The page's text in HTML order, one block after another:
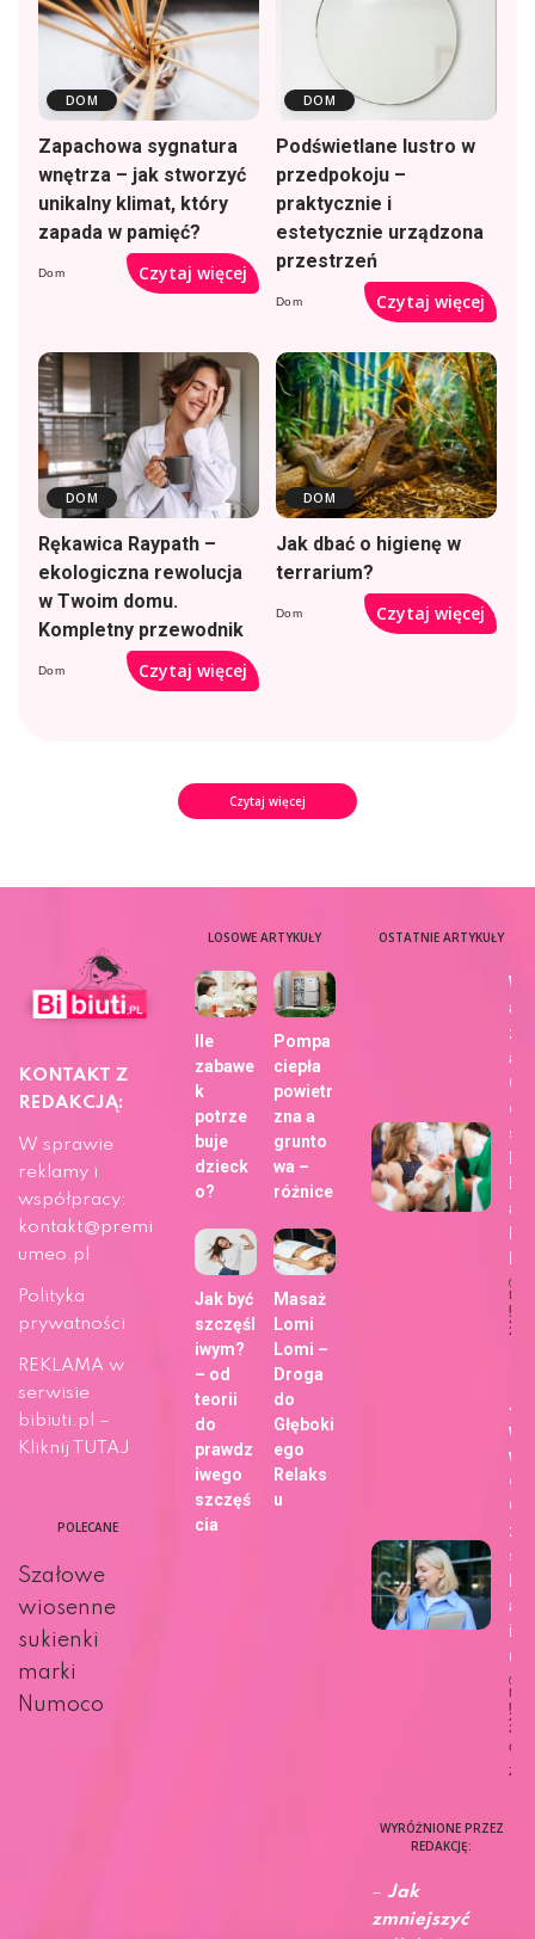
DOM
Zapachowa sygnatura
wnętrza – jak stworzyć
unikalny klimat, który
zapada w pamięć?
Dom Czytaj więcej
DOM
Podświetlane lustro w
przedpokoju –
praktycznie i
estetycznie urządzona
przestrzeń
Dom Czytaj więcej
DOM
Rękawica Raypath –
ekologiczna rewolucja
w Twoim domu.
Kompletny przewodnik
Dom Czytaj więcej
DOM
Jak dbać o higienę w
terrarium?
Dom Czytaj więcej
Czytaj więcej
KONTAKT Z
REDAKCJĄ:
W sprawie
reklamy i
współpracy:
kontakt@premi
umeo.pl
Polityka
prywatności
REKLAMA w
serwisie
bibiuti.pl –
Kliknij TUTAJ
POLECANE
Szałowe
wiosenne
sukienki
marki
Numoco
LOSOWE ARTYKUŁY
Ile
zabawe
k
potrze
buje
dzieck
o?
Pompa
ciepła
powietr
zna a
grunto
wa –
różnice
Jak być
szczęśl
iwym?
– od
teorii
do
prawdz
iwego
szczęś
cia
Masaż
Lomi
Lomi –
Droga
do
Głęboki
ego
Relaks
u
OSTATNIE ARTYKUŁY
aj
a
dla
29
u?
27
WYRÓŻNIONE PRZEZ
REDAKCJĘ:
– Jak
zmniejszyć